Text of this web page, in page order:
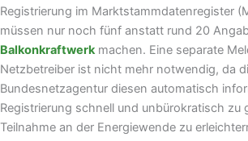
Registrierung im Marktstammdatenregister
müssen nur noch fünf anstatt rund 20
Balkonkraftwerkmachen. Eine separate
Netzbetreiber ist nicht mehr notwendig, da
Bundesnetzagentur diesen automatisch
Registrierung schnell und unbürokratisch zu
Teilnahme an der Energiewende zu